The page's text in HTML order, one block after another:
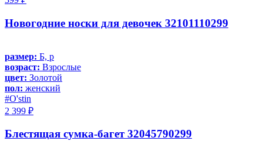
Новогодние носки для девочек 32101110299
размер: Б, р
возраст: Взрослые
цвет: Золотой
пол: женский
#O'stin
2 399 ₽
Блестящая сумка-багет 32045790299